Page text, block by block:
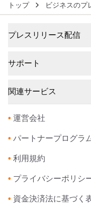
トップ ビジネスのプ
プレスリリース配信
サポート
関連サービス
• 運営会社
• パートナープログラ
• 利用規約
• プライバシーポリシ
• 資金決済法に基づく